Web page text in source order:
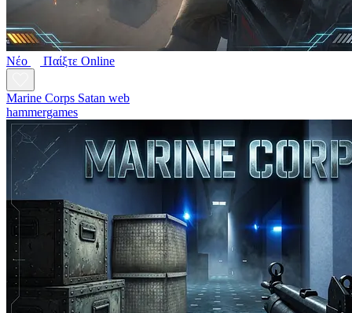
Νέο Παίξτε Online
Marine Corps Satan web
hammergames